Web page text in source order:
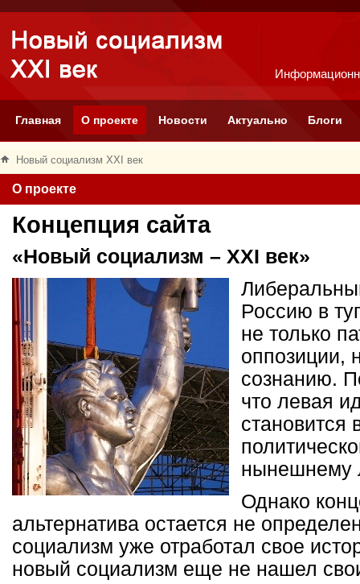
Главная О проекте Новости Актуально Блоги
Новый социализм XXI век
О проекте
Концепция сайта
«Новый социализм – XXI век»
Россию в
не только
оппозиции,
сознанию.
что левая
становится
нынешнему
Однако
альтернатива остается не
социализм уже отработал свое
новый социализм еще не нашел